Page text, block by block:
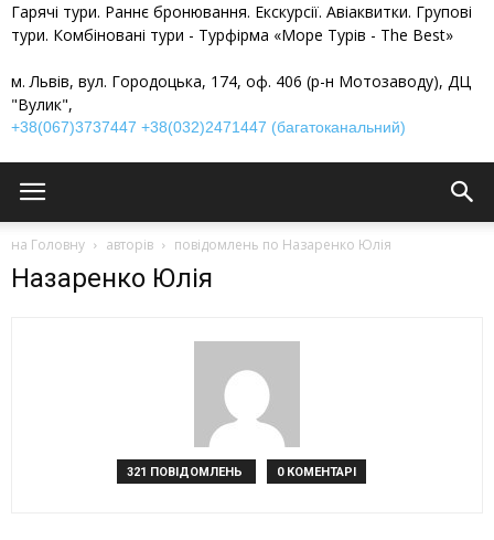
Гарячі тури. Раннє бронювання. Екскурсії. Авіаквитки. Групові
тури. Комбіновані тури - Турфірма «Море Турів - The Best»
м. Львів, вул. Городоцька, 174, оф. 406 (р-н Мотозаводу), ДЦ
"Вулик",
+38(067)3737447 +38(032)2471447 (багатоканальний)
на Головну авторів повідомлень по Назаренко Юлія
Назаренко Юлія
321 ПОВІДОМЛЕНЬ 0 КОМЕНТАРІ